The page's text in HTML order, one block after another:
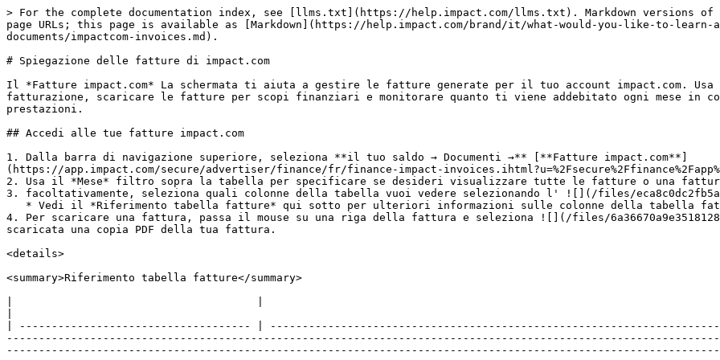
> For the complete documentation index, see [llms.txt](https://help.impact.com/llms.txt). Markdown versions of documentation pages are available by appending `.md` to page URLs; this page is available as [Markdown](https://help.impact.com/brand/it/what-would-you-like-to-learn-about/platform-features/finance/finance-documents/impactcom-invoices.md).

# Spiegazione delle fatture di impact.com

Il *Fatture impact.com* La schermata ti aiuta a gestire le fatture generate per il tuo account impact.com. Usa questa schermata per tenere traccia della cronologia di fatturazione, scaricare le fatture per scopi finanziari e monitorare quanto ti viene addebitato ogni mese in commissioni in abbonamento rispetto a quelle basate sulle prestazioni.

## Accedi alle tue fatture impact.com

1. Dalla barra di navigazione superiore, seleziona **il tuo saldo → Documenti →** [**Fatture impact.com**](https://app.impact.com/secure/advertiser/finance/fr/finance-impact-invoices.ihtml?u=%2Fsecure%2Ffinance%2Fapp%2Flist-adv-impact-invoices-flow.ihtml).
2. Usa il *Mese* filtro sopra la tabella per specificare se desideri visualizzare tutte le fatture o una fattura specifica.
3. facoltativamente, seleziona quali colonne della tabella vuoi vedere selezionando l' ![](/files/eca8c0dc2fb5aeb4775836d3c270920bf376bb44) **\[Colonne]** icona.
   * Vedi il *Riferimento tabella fatture* qui sotto per ulteriori informazioni sulle colonne della tabella fatture.
4. Per scaricare una fattura, passa il mouse su una riga della fattura e seleziona ![](/files/6a36670a9e3518128f7130049c54b7a9613f756b) **\[Altro] → Scarica**. Verrà scaricata una copia PDF della tua fattura.

<details>

<summary>Riferimento tabella fatture</summary>

|                                      |                                                                                                                                                                                                                                                                                                                                                                                                                                                                                                                                                                                                      |
| ------------------------------------ | ---------------------------------------------------------------------------------------------------------------------------------------------------------------------------------------------------------------------------------------------------------------------------------------------------------------------------------------------------------------------------------------------------------------------------------------------------------------------------------------------------------------------------------------------------------------------------------------------------- |
| **Intestazione colonna**             | **Descrizione**                                                                                                                                                                                                                                                                                                                                                                                                                                                                                                                                                                                      |
| Data di generazione                  | La data in cui è stata generata questa fattura.                                                                                                                                                                                                                                                                                                                                                                                                                                                                                                                                                      |
| Documento                            | Il numero di identificazione che impact.com ha generato per le fatture.                                                                                                                                                                                                                                                                                                                                                                                                                                                                                                                              |
| Tipo                                 | Il tipo di documento: *Fattura* o *Nota di credito*.                                                                                                                                                                                                                                                                                                                                                                                                                                                                                                                                                 |
| Commissione di abbonamento           | L'addebito mensile o annuale per l'uso della piattaforma impact.com e di componenti aggiuntivi come [Ottimizza](/brand/it/what-would-you-like-to-learn-about/platform-features/cross-channel-performance-insights/optimize-startup-guide.md) o [Search Compliance Premium](/brand/it/what-would-you-like-to-learn-about/platform-features/protect-and-monitor-your-performance-program/paid-search-monitoring/introduction-to-paid-search-monitoring.md).                                                                                                                                            |
| Commissione di crescita incrementale | Questa è una commissione addebitata per aver superato il volume di elaborazione dei pagamenti assegnato.                                                                                                                                                                                                                                                                                                                                                                                                                                                                                             |
| Altre commissioni                    | <p>Si tratta di tutte le altre commissioni di servizio relative all'uso di impact.com e possono includere, tra le altre:</p><p>• Commissioni di